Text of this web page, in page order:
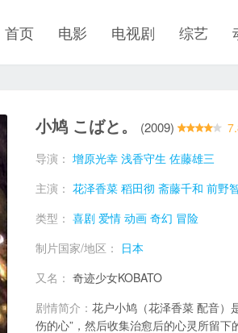
首页 电影 电视剧 综艺
小鸠 こばと。 (2009)
导演： 增原光幸 浅香守生 佐藤雄三
主演： 花泽香菜 稻田彻 斋藤千和 前野
类型： 喜剧 爱情 动画 奇幻 冒险
制片国家/地区： 日本
又名： 奇迹少女KOBATO
剧情简介： 花户小鸠（花泽香菜 配音）
伤的心”，然后收集治愈后的心灵所留